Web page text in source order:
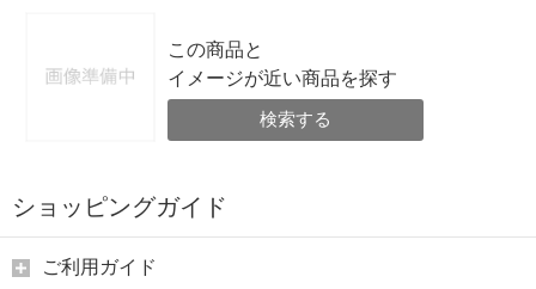
この商品と
イメージが近い商品を探す
検索する
ショッピングガイド
ご利用ガイド